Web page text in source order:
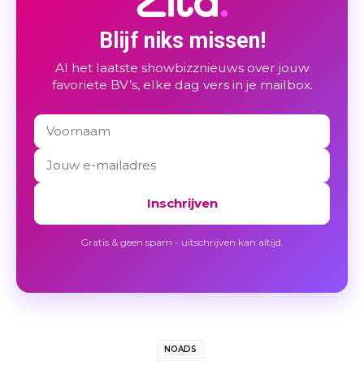
Blijf niks missen!
Al het laatste showbizznieuws over jouw
favoriete BV’s, elke dag vers in je mailbox.
Inschrijven
Gratis & geen spam - uitschrijven kan altijd.
NOADS